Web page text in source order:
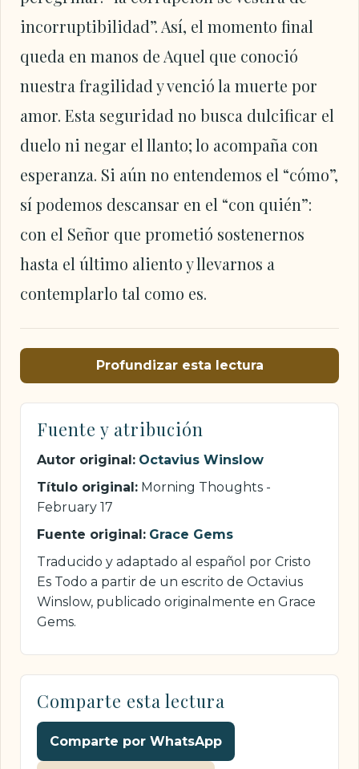
incorruptibilidad”. Así, el momento final
queda en manos de Aquel que conoció
nuestra fragilidad y venció la muerte por
amor. Esta seguridad no busca dulcificar el
duelo ni negar el llanto; lo acompaña con
esperanza. Si aún no entendemos el “cómo”,
sí podemos descansar en el “con quién”:
con el Señor que prometió sostenernos
hasta el último aliento y llevarnos a
contemplarlo tal como es.
Profundizar esta lectura
Fuente y atribución
Autor original: Octavius Winslow
Título original: Morning Thoughts -
February 17
Fuente original: Grace Gems
Traducido y adaptado al español por Cristo
Es Todo a partir de un escrito de Octavius
Winslow, publicado originalmente en Grace
Gems.
Comparte esta lectura
Comparte por WhatsApp